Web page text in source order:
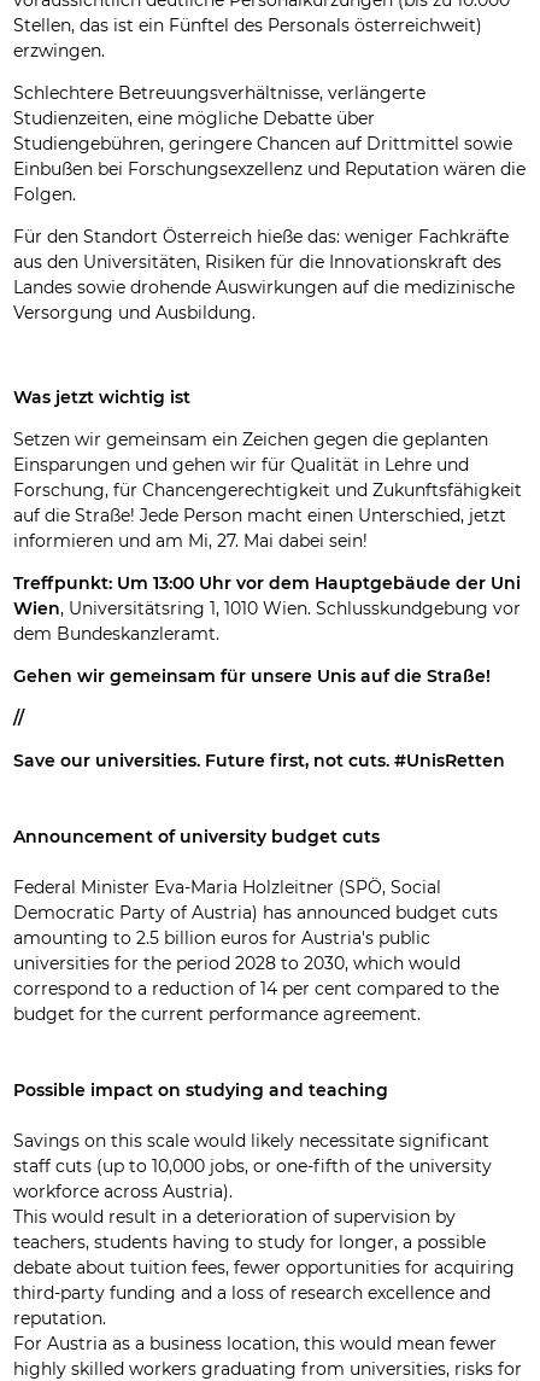
Stellen, das ist ein Fünftel des Personals österreichweit)
erzwingen.
Schlechtere Betreuungsverhältnisse, verlängerte
Studienzeiten, eine mögliche Debatte über
Studiengebühren, geringere Chancen auf Drittmittel sowie
Einbußen bei Forschungsexzellenz und Reputation wären die
Folgen.
Für den Standort Österreich hieße das: weniger Fachkräfte
aus den Universitäten, Risiken für die Innovationskraft des
Landes sowie drohende Auswirkungen auf die medizinische
Versorgung und Ausbildung.
Was jetzt wichtig ist
Setzen wir gemeinsam ein Zeichen gegen die geplanten
Einsparungen und gehen wir für Qualität in Lehre und
Forschung, für Chancengerechtigkeit und Zukunftsfähigkeit
auf die Straße! Jede Person macht einen Unterschied, jetzt
informieren und am Mi, 27. Mai dabei sein!
Treffpunkt: Um 13:00 Uhr vor dem Hauptgebäude der Uni
Wien, Universitätsring 1, 1010 Wien. Schlusskundgebung vor
dem Bundeskanzleramt.
Gehen wir gemeinsam für unsere Unis auf die Straße!
//
Save our universities. Future first, not cuts. #UnisRetten
Announcement of university budget cuts
Federal Minister Eva-Maria Holzleitner (SPÖ, Social
Democratic Party of Austria) has announced budget cuts
amounting to 2.5 billion euros for Austria's public
universities for the period 2028 to 2030, which would
correspond to a reduction of 14 per cent compared to the
budget for the current performance agreement.
Possible impact on studying and teaching
Savings on this scale would likely necessitate significant
staff cuts (up to 10,000 jobs, or one-fifth of the university
workforce across Austria).
This would result in a deterioration of supervision by
teachers, students having to study for longer, a possible
debate about tuition fees, fewer opportunities for acquiring
third-party funding and a loss of research excellence and
reputation.
For Austria as a business location, this would mean fewer
highly skilled workers graduating from universities, risks for